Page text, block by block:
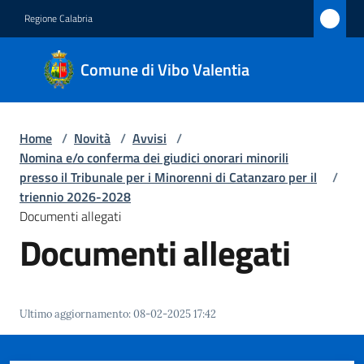
Regione Calabria
Comune di Vibo Valentia
Comune
di Vibo
Valentia
Amministrazione
Novità
Menu selezionato
Servizi
Vivere
Home / Novità / Avvisi /
Nomina e/o conferma dei giudici onorari minorili
presso il Tribunale per i Minorenni di Catanzaro per il
triennio 2026-2028
/
Documenti allegati
Documenti allegati
Ultimo aggiornamento:08-02-2025 17:42